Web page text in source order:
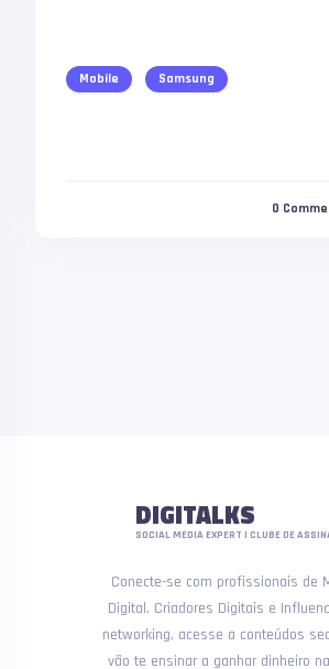
Mobile Samsung
0
DIGITALKS
SOCIAL MEDIA EXPERT | CLUBE DE
Conecte-se com profissionais de
Digital, Criadores Digitais e
networking, acesse a conteúdos
vão te ensinar a ganhar dinheiro